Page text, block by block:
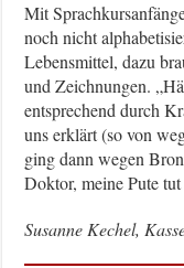
Mit
noch nicht
Lebensmittel, dazu
und Zeichnungen.
entsprechend durch
uns erklärt (so von
ging dann wegen
Doktor, meine Pute
Susanne Kechel,